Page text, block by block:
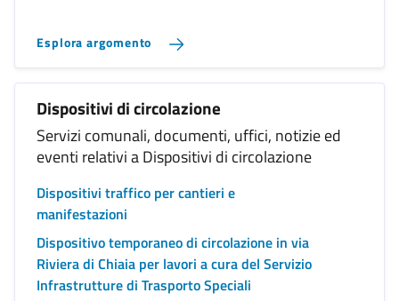
Esplora argomento
Dispositivi di circolazione
Servizi comunali, documenti, uffici, notizie ed
eventi relativi a Dispositivi di circolazione
Dispositivi traffico per cantieri e
manifestazioni
Dispositivo temporaneo di circolazione in via
Riviera di Chiaia per lavori a cura del Servizio
Infrastrutture di Trasporto Speciali